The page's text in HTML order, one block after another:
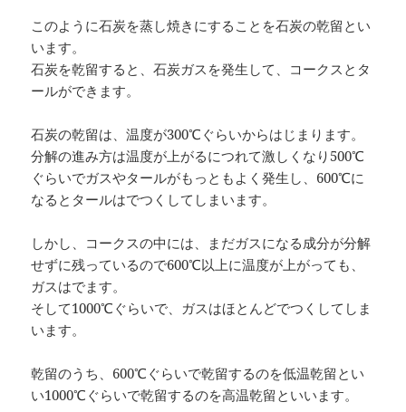
このように石炭を蒸し焼きにすることを石炭の乾留とい
います。
石炭を乾留すると、石炭ガスを発生して、コークスとタ
ールができます。
石炭の乾留は、温度が300℃ぐらいからはじまります。
分解の進み方は温度が上がるにつれて激しくなり500℃
ぐらいでガスやタールがもっともよく発生し、600℃に
なるとタールはでつくしてしまいます。
しかし、コークスの中には、まだガスになる成分が分解
せずに残っているので600℃以上に温度が上がっても、
ガスはでます。
そして1000℃ぐらいで、ガスはほとんどでつくしてしま
います。
乾留のうち、600℃ぐらいで乾留するのを低温乾留とい
い1000℃ぐらいで乾留するのを高温乾留といいます。